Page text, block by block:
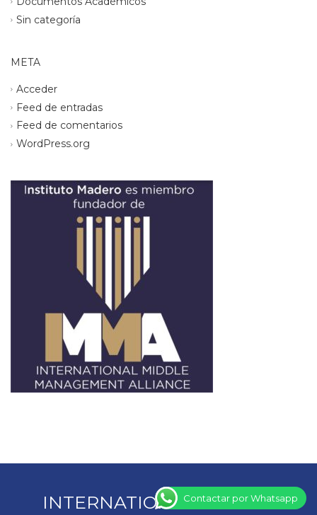
Sin categoría
META
Acceder
Feed de entradas
Feed de comentarios
WordPress.org
INTERNATIONAL MIDDLE
Contactar por Whatsapp